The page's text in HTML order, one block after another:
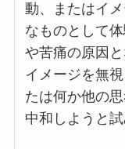
動、またはイ
なものとして
や苦痛の原因
イメージを無
たは何か他の
中和しようと試